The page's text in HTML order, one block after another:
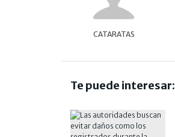
CATARATAS
Te puede interesar: